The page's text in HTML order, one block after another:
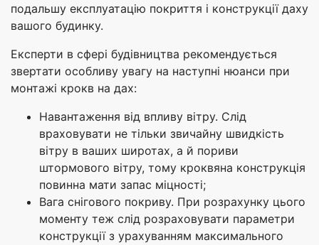
подальшу експлуатацію покриття і конструкції даху
вашого будинку.
Експерти в сфері будівництва рекомендується
звертати особливу увагу на наступні нюанси при
монтажі крокв на дах:
Навантаження від впливу вітру. Слід
враховувати не тільки звичайну швидкість
вітру в ваших широтах, а й пориви
штормового вітру, тому кроквяна конструкція
повинна мати запас міцності;
Вага снігового покриву. При розрахунку цього
моменту теж слід розраховувати параметри
конструкції з урахуванням максимального